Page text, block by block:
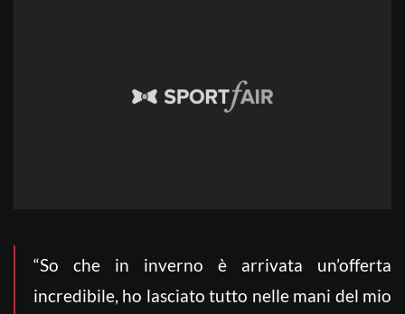
“So che in inverno è arrivata un’offerta
incredibile, ho lasciato tutto nelle mani del mio